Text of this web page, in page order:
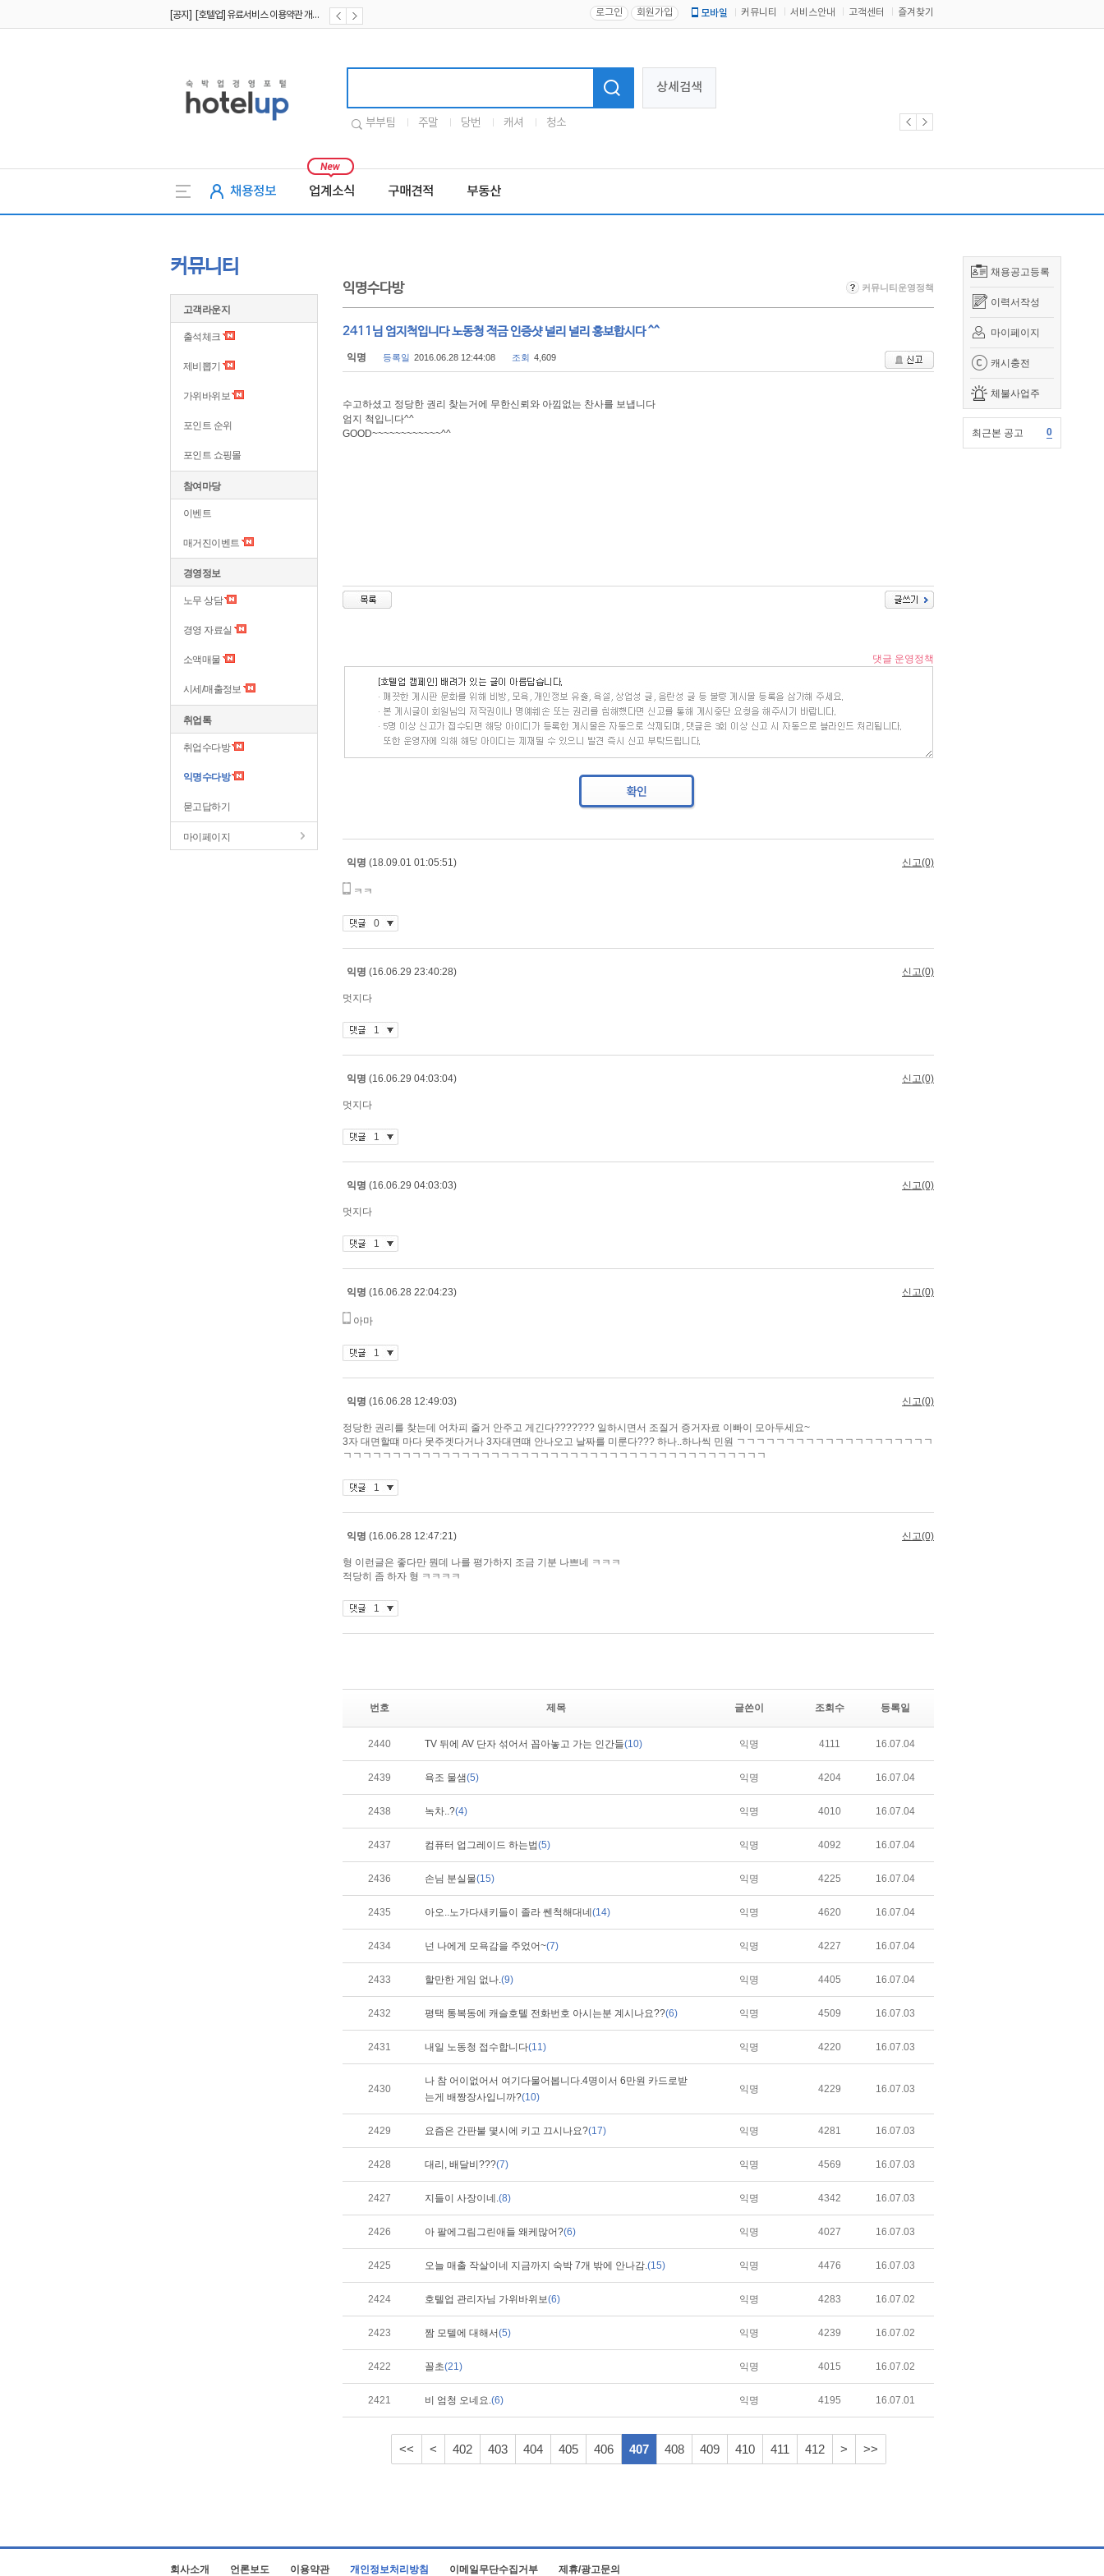
[공지] [호텔업] 개인정보 처리방침 개정본2 (19.09.02) 로그인 회원가입 모바일 커뮤니티 서비스안내 고객센터 즐겨찾기
상세검색
부부팀 주말 당번 캐셔 청소
채용정보 업계소식 구매견적 부동산
채용공고등록
이력서작성
마이페이지
캐시충전
체불사업주
최근본 공고 0
커뮤니티
고객라운지
출석체크
제비뽑기
가위바위보
포인트 순위
포인트 쇼핑몰
참여마당
이벤트
매거진이벤트
경영정보
노무 상담
경영 자료실
소액매물
시세/매출정보
취업톡
취업수다방
익명수다방
묻고답하기
마이페이지
익명수다방 커뮤니티운영정책
2411님 엄지척입니다 노동청 적금 인증샷 널리 널리 홍보합시다 ^^
익명 등록일 2016.06.28 12:44:08 조회 4,609
수고하셨고 정당한 권리 찾는거에 무한신뢰와 아낌없는 찬사를 보냅니다
엄지 척입니다^^
GOOD~~~~~~~~~~~~^^
번호 제목 글쓴이 조회수 등록일
2440 TV 뒤에 AV 단자 섞어서 꼽아놓고 가는 인간들(10) 익명 4111 16.07.04
2439 욕조 물샘(5) 익명 4204 16.07.04
2438 녹차..?(4) 익명 4010 16.07.04
2437 컴퓨터 업그레이드 하는법(5) 익명 4092 16.07.04
2436 손님 분실물(15) 익명 4225 16.07.04
2435 아오..노가다새키들이 졸라 쎈척해대네 (14) 익명 4620 16.07.04
2434 넌 나에게 모욕감을 주었어~(7) 익명 4227 16.07.04
2433 할만한 게임 없나.(9) 익명 4405 16.07.04
2432 평택 통복동에 캐슬호텔 전화번호 아시는분 계시나요??(6) 익명 4509 16.07.03
2431 내일 노동청 접수합니다(11) 익명 4220 16.07.03
2430
나 참 어이없어서 여기다물어봅니다.4명이서 6만원 카드로받
는게 배짱장사입니까?(10)
익명 4229 16.07.03
2429 요즘은 간판불 몇시에 키고 끄시나요?(17) 익명 4281 16.07.03
2428 대리, 배달비???(7) 익명 4569 16.07.03
2427 지들이 사장이네.(8) 익명 4342 16.07.03
2426 아 팔에그림그린애들 왜케많어?(6) 익명 4027 16.07.03
2425 오늘 매출 작살이네 지금까지 숙박 7개 밖에 안나감.(15) 익명 4476 16.07.03
2424 호텔업 관리자님 가위바위보(6) 익명 4283 16.07.02
2423 짬 모텔에 대해서(5) 익명 4239 16.07.02
2422 꼴초(21) 익명 4015 16.07.02
2421 비 엄청 오네요.(6) 익명 4195 16.07.01
<< < 402 403 404 405 406 407 408 409 410 411 412 > >>
회사소개 언론보도 이용약관 개인정보처리방침 이메일무단수집거부 제휴/광고문의